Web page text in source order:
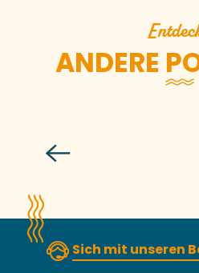
ANDERE
Sich mit unseren